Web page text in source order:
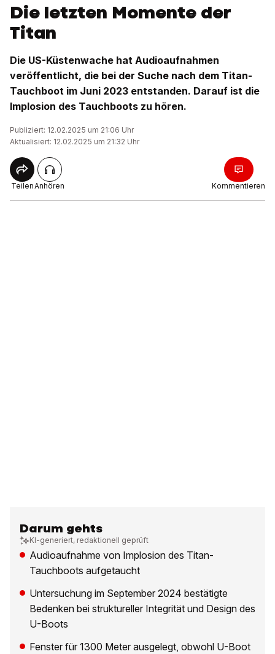
Die letzten Momente der
Titan
Die US-Küstenwache hat Audioaufnahmen
veröffentlicht, die bei der Suche nach dem Titan-
Tauchboot im Juni 2023 entstanden. Darauf ist die
Implosion des Tauchboots zu hören.
Publiziert: 12.02.2025 um 21:06 Uhr
Aktualisiert: 12.02.2025 um 21:32 Uhr
TeilenAnhören Kommentieren
Darum gehts
KI-generiert, redaktionell geprüft
Audioaufnahme von Implosion des Titan-
Tauchboots aufgetaucht
Untersuchung im September 2024 bestätigte
Bedenken bei struktureller Integrität und Design des
U-Boots
Fenster für 1300 Meter ausgelegt, obwohl U-Boot